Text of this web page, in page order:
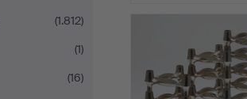
(1.812)
(1)
(16)